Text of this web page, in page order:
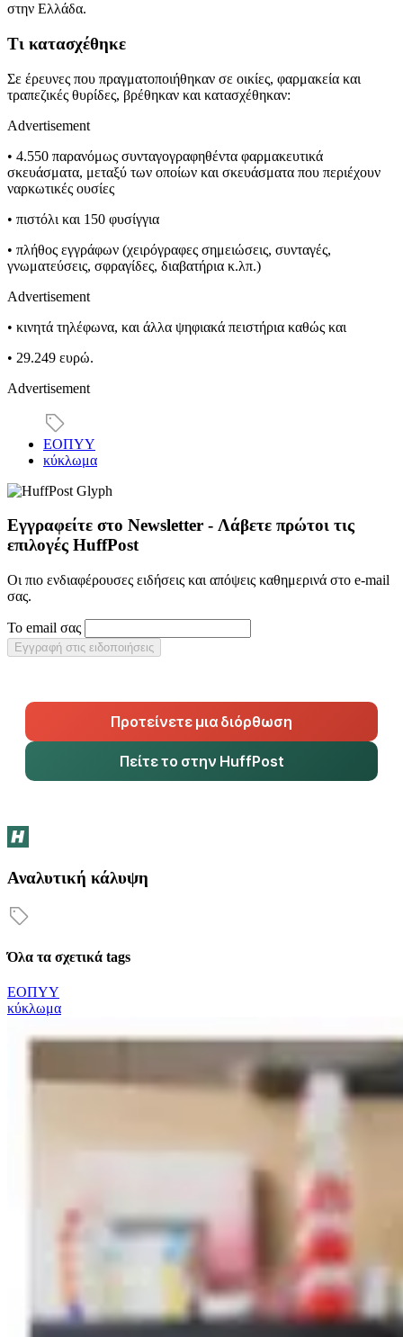
στην Ελλάδα.
Τι κατασχέθηκε
Σε έρευνες που πραγματοποιήθηκαν σε οικίες, φαρμακεία και
τραπεζικές θυρίδες, βρέθηκαν και κατασχέθηκαν:
Advertisement
• 4.550 παρανόμως συνταγογραφηθέντα φαρμακευτικά
σκευάσματα, μεταξύ των οποίων και σκευάσματα που περιέχουν
ναρκωτικές ουσίες
• πιστόλι και 150 φυσίγγια
• πλήθος εγγράφων (χειρόγραφες σημειώσεις, συνταγές,
γνωματεύσεις, σφραγίδες, διαβατήρια κ.λπ.)
Advertisement
• κινητά τηλέφωνα, και άλλα ψηφιακά πειστήρια καθώς και
• 29.249 ευρώ.
Advertisement
ΕΟΠΥΥ
κύκλωμα
Εγγραφείτε στο Newsletter - Λάβετε πρώτοι τις
επιλογές HuffPost
Οι πιο ενδιαφέρουσες ειδήσεις και απόψεις καθημερινά στο e-mail
σας.
Το email σας
Εγγραφή στις ειδοποιήσεις
Προτείνετε μια διόρθωση
Πείτε το στην HuffPost
Αναλυτική κάλυψη
Όλα τα σχετικά tags
ΕΟΠΥΥ
κύκλωμα